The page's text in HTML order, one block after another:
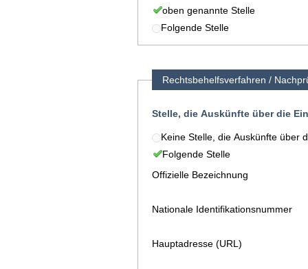
oben genannte Stelle
Folgende Stelle
Rechtsbehelfsverfahren /
Stelle, die Auskünfte über die
Keine Stelle, die Auskünfte über
Folgende Stelle
Offizielle Bezeichnung
Nationale Identifikationsnummer
Hauptadresse (URL)